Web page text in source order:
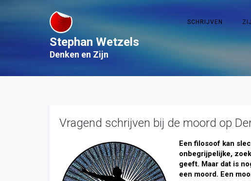
SCHRIJVEN
Stephan Wetzels
Denken en Zijn
Vragend schrijven bij de moord op
Een filosoof kan
onbegrijpelijke,
geeft. Maar dat is
een moord. Een